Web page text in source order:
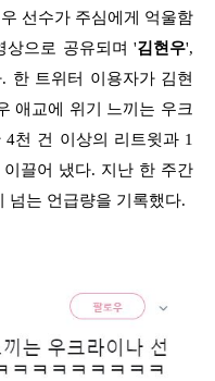
선수가 주심에게 억울함
상으로 공유되며 '김현우',
한 트위터 이용자가 김현
애교에 위기 느끼는 우크
천 건 이상의 리트윗과 1
끌어 냈다. 지난 한 주간
넘는 언급량을 기록했다.